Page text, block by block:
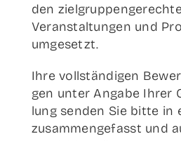
den
Ver­an­stal­tun­gen und
umgesetzt.
Ihre voll­stän­di­gen
gen unter Anga­be Ihrer
lung sen­den Sie bit­te in
zusam­men­ge­fasst und